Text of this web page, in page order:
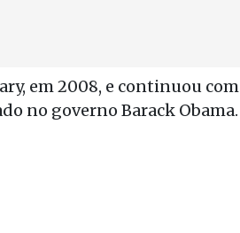
em 2008, e continuou com
no governo Barack Obama.